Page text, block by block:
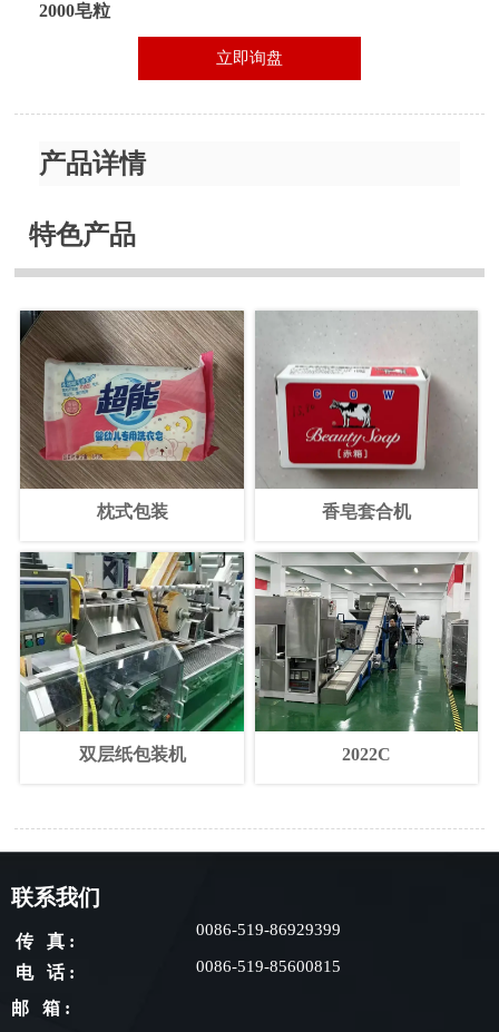
2000皂粒
立即询盘
产品详情
特色产品
枕式包装 香皂套合机
双层纸包装机 2022C
联系我们
传 真 :
0086-519-86929399
电 话 : 0086-519-85600815
邮 箱 :